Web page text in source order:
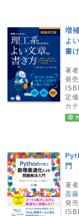
増
よ
書
著者
発売
定価
カ
門
著者
斎
発売